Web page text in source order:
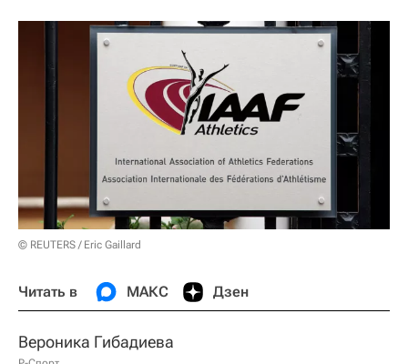
© REUTERS / Eric Gaillard
Читать в МАКС Дзен
Вероника Гибадиева